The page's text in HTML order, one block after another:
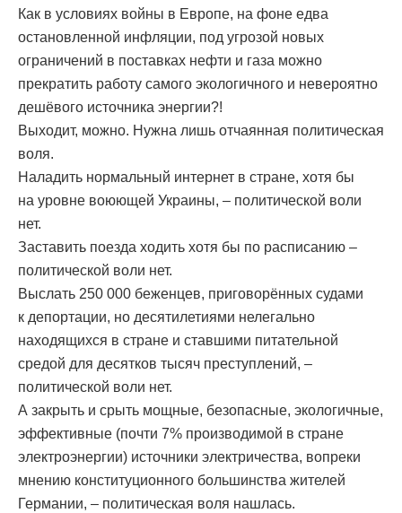
Как в условиях войны в Европе, на фоне едва
остановленной инфляции, под угрозой новых
ограничений в поставках нефти и газа можно
прекратить работу самого экологичного и невероятно
дешёвого источника энергии?!
Выходит, можно. Нужна лишь отчаянная политическая
воля.
Наладить нормальный интернет в стране, хотя бы
на уровне воюющей Украины, – политической воли
нет.
Заставить поезда ходить хотя бы по расписанию –
политической воли нет.
Выслать 250 000 беженцев, приговорённых судами
к депортации, но десятилетиями нелегально
находящихся в стране и ставшими питательной
средой для десятков тысяч преступлений, –
политической воли нет.
А закрыть и срыть мощные, безопасные, экологичные,
эффективные (почти 7% производимой в стране
электроэнергии) источники электричества, вопреки
мнению конституционного большинства жителей
Германии, – политическая воля нашлась.